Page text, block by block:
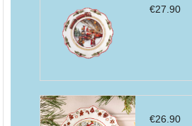
€27.90
€26.90